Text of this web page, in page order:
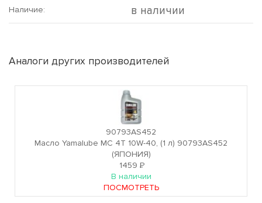
Наличие: в наличии
Аналоги других производителей
90793AS452
Масло Yamalube MC 4T 10W-40, (1 л) 90793AS452
(ЯПОНИЯ)
1459 Р
В наличии
ПОСМОТРЕТЬ